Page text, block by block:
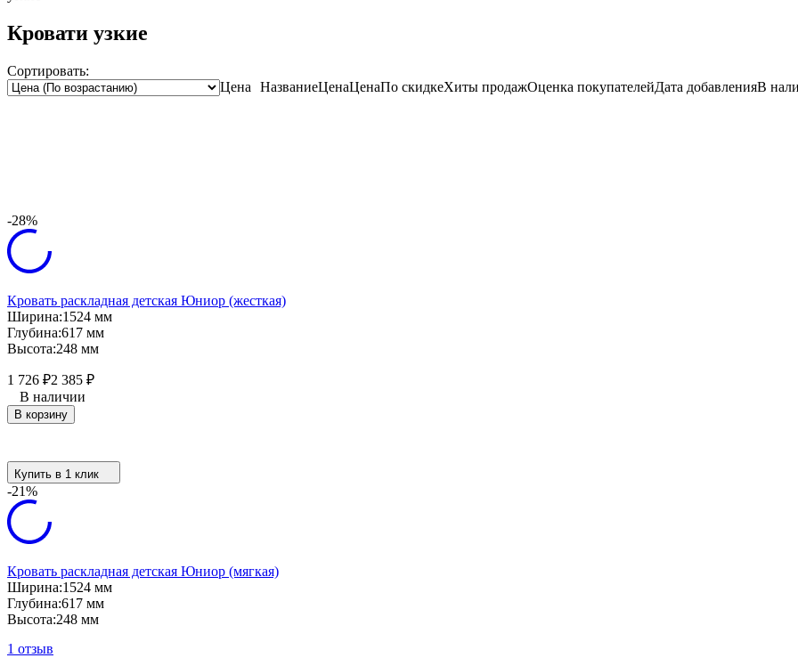
Кровати узкие
Сортировать:
Цена
НазваниеЦенаЦенаПо скидкеХиты продажОценка покупателейДата добавленияВ
-28%
Кровать раскладная детская Юниор (жесткая)
Ширина:1524 мм
Глубина:617 мм
Высота:248 мм
1 726 ₽2 385 ₽
В наличии
В корзину
Купить в 1 клик
-21%
Кровать раскладная детская Юниор (мягкая)
Ширина:1524 мм
Глубина:617 мм
Высота:248 мм
1 отзыв